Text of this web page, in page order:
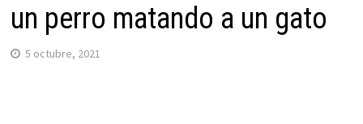
un perro matando a un gato
5 octubre, 2021